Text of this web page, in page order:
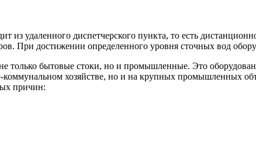
из удаленного диспетчерского пункта, то есть
При достижении определенного уровня сточных вод
только бытовые стоки, но и промышленные. Это
хозяйстве, но и на крупных промышленных
причин: